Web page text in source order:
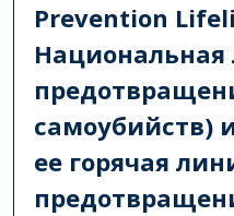
Prevention
Национальная
самоубийств)
ее горячая